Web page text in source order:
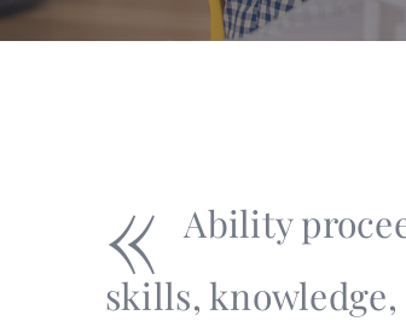
«
Ability
skills,